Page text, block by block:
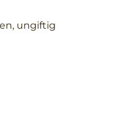
ungiftig